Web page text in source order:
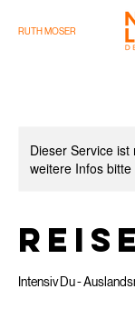
RUTH MOSER
Dieser Service
weitere Infos
REISE
Intensiv Du -